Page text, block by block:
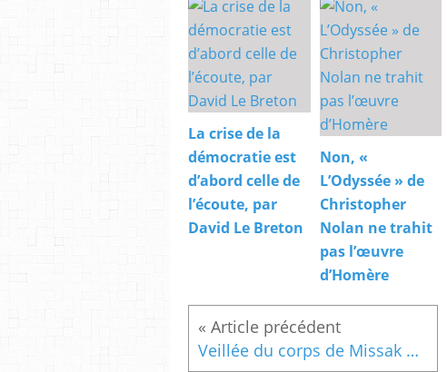
La crise de la
démocratie est
d’abord celle de
l’écoute, par
David Le Breton
Non, «
L’Odyssée » de
Christopher
Nolan ne trahit
pas l’œuvre
d’Homère
Veillée du corps de Missak Manouchian au Mont-Valérien 20 février 2024